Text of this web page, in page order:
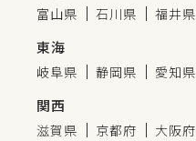
富山県 石川県 福井県
東海
岐阜県 静岡県 愛知県
関西
滋賀県 京都府 大阪府